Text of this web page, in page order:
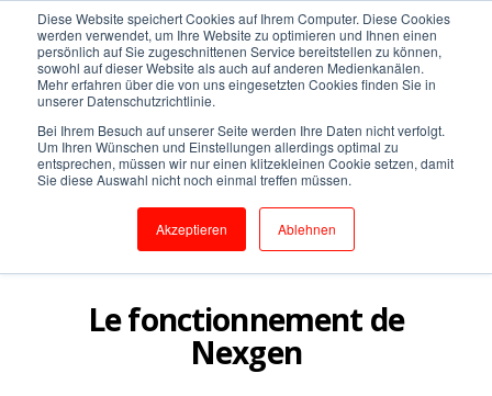
Diese Website speichert Cookies auf Ihrem Computer. Diese Cookies
werden verwendet, um Ihre Website zu optimieren und Ihnen einen
persönlich auf Sie zugeschnittenen Service bereitstellen zu können,
sowohl auf dieser Website als auch auf anderen Medienkanälen.
Mehr erfahren über die von uns eingesetzten Cookies finden Sie in
unserer Datenschutzrichtlinie.
Bei Ihrem Besuch auf unserer Seite werden Ihre Daten nicht verfolgt.
Um Ihren Wünschen und Einstellungen allerdings optimal zu
entsprechen, müssen wir nur einen klitzekleinen Cookie setzen, damit
Sie diese Auswahl nicht noch einmal treffen müssen.
Akzeptieren Ablehnen
Emplois vacants |Contact
Le fonctionnement de
Nexgen